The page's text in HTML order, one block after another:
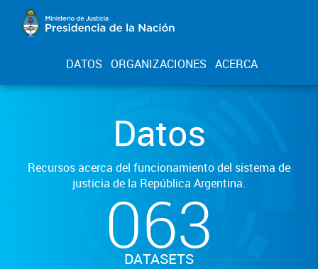
DATOS ORGANIZACIONES ACERCA
Datos
Recursos acerca del funcionamiento del sistema de
justicia de la República Argentina.
063
DATASETS